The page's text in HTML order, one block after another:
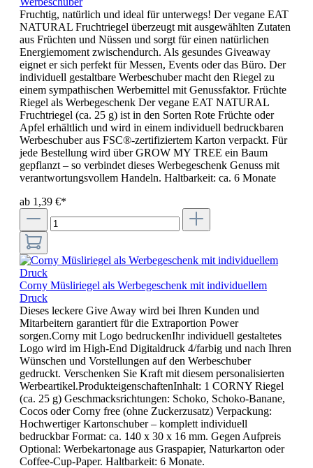
Fruchtig, natürlich und ideal für unterwegs! Der vegane EAT
NATURAL Fruchtriegel überzeugt mit ausgewählten Zutaten
aus Früchten und Nüssen und sorgt für einen natürlichen
Energiemoment zwischendurch. Als gesundes Giveaway
eignet er sich perfekt für Messen, Events oder das Büro. Der
individuell gestaltbare Werbeschuber macht den Riegel zu
einem sympathischen Werbemittel mit Genussfaktor. Früchte
Riegel als Werbegeschenk Der vegane EAT NATURAL
Fruchtriegel (ca. 25 g) ist in den Sorten Rote Früchte oder
Apfel erhältlich und wird in einem individuell bedruckbaren
Werbeschuber aus FSC®-zertifiziertem Karton verpackt. Für
jede Bestellung wird über GROW MY TREE ein Baum
gepflanzt – so verbindet dieses Werbegeschenk Genuss mit
verantwortungsvollem Handeln. Haltbarkeit: ca. 6 Monate
ab 1,39 €*
Corny Müsliriegel als Werbegeschenk mit individuellem
Druck
Dieses leckere Give Away wird bei Ihren Kunden und
Mitarbeitern garantiert für die Extraportion Power
sorgen.Corny mit Logo bedruckenIhr individuell gestaltetes
Logo wird im High-End Digitaldruck 4/farbig und nach Ihren
Wünschen und Vorstellungen auf den Werbeschuber
gedruckt. Verschenken Sie Kraft mit diesem personalisierten
Werbeartikel.ProdukteigenschaftenInhalt: 1 CORNY Riegel
(ca. 25 g) Geschmacksrichtungen: Schoko, Schoko-Banane,
Cocos oder Corny free (ohne Zuckerzusatz) Verpackung:
Hochwertiger Kartonschuber – komplett individuell
bedruckbar Format: ca. 140 x 30 x 16 mm. Gegen Aufpreis
Optional: Werbekartonage aus Graspapier, Naturkarton oder
Coffee-Cup-Paper. Haltbarkeit: 6 Monate.